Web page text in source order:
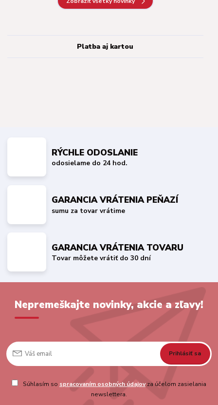
Platba aj kartou
RÝCHLE ODOSLANIE
odosielame do 24 hod.
GARANCIA VRÁTENIA PEŇAZÍ
sumu za tovar vrátime
GARANCIA VRÁTENIA TOVARU
Tovar môžete vrátiť do 30 dní
Nepremeškajte novinky, akcie a zľavy!
Prihlásiť sa
Súhlasím so spracovaním osobných údajovza účelom zasielania
newslettera.